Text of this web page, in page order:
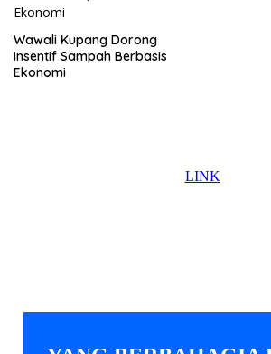
Wawali Kupang Dorong
Insentif Sampah Berbasis
Ekonomi